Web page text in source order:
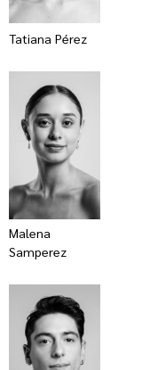
Tatiana Pérez
Malena
Samperez